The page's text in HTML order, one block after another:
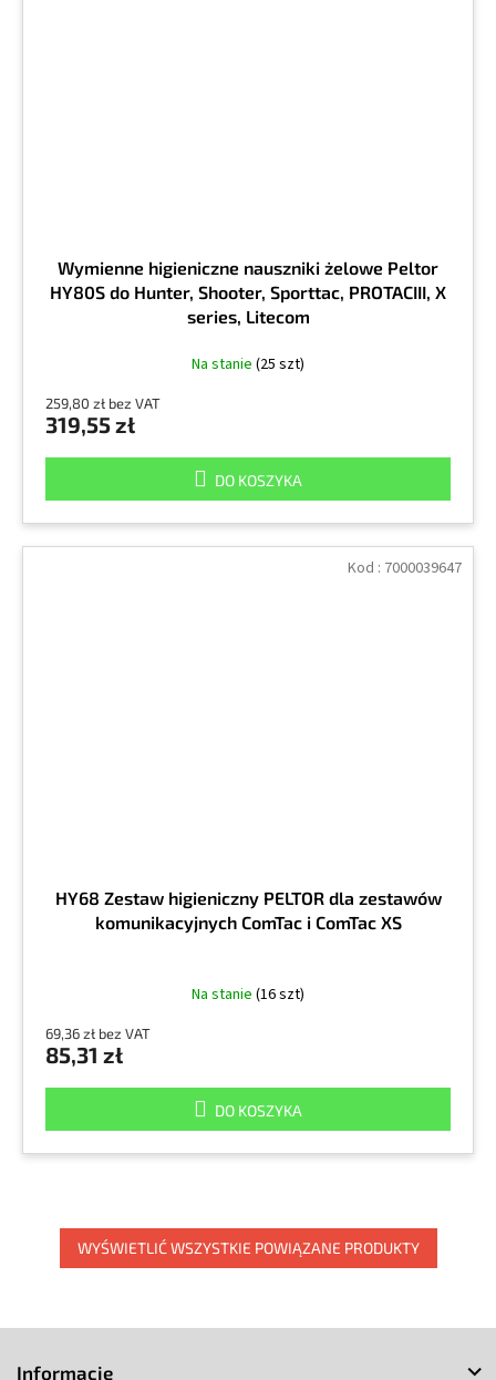
Wymienne higieniczne nauszniki żelowe Peltor
HY80S do Hunter, Shooter, Sporttac, PROTACIII, X
series, Litecom
Na stanie (25 szt)
259,80 zł bez VAT
319,55 zł
DO KOSZYKA
HY68 Zestaw higieniczny PELTOR dla zestawów
komunikacyjnych ComTac i ComTac XS
Na stanie (16 szt)
69,36 zł bez VAT
85,31 zł
DO KOSZYKA
Kod : 7000039647
WYŚWIETLIĆ WSZYSTKIE POWIĄZANE PRODUKTY
Informacje